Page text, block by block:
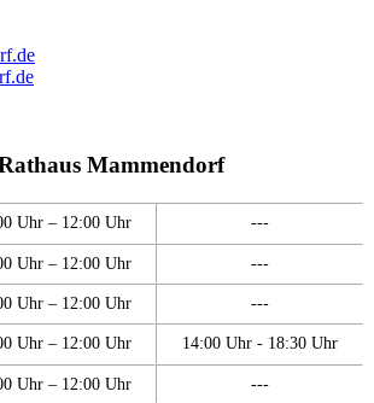
Mammendorf
Uhr – 12:00 Uhr ---
Uhr – 12:00 Uhr ---
Uhr – 12:00 Uhr ---
Uhr – 12:00 Uhr 14:00 Uhr - 18:30 Uhr
Uhr – 12:00 Uhr ---